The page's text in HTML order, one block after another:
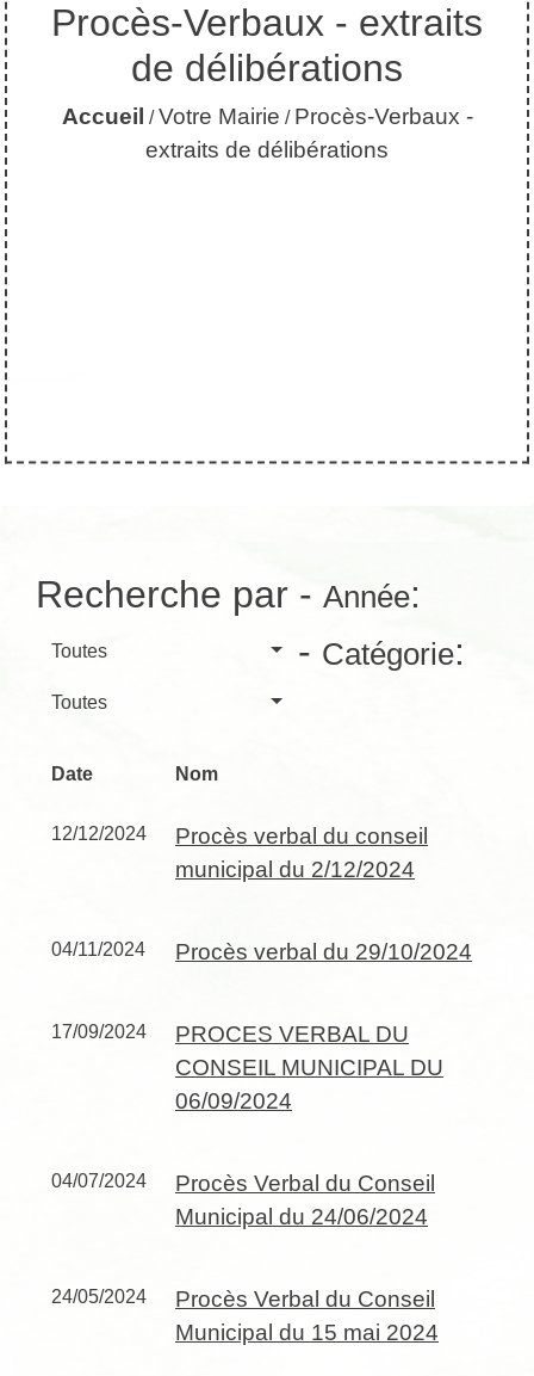
Procès-Verbaux - extraits
de délibérations
Accueil /Votre Mairie / Procès-Verbaux -
extraits de délibérations
Recherche par - Année:
Toutes - Catégorie:
Toutes
Date Nom
12/12/2024
Procès verbal du conseil
municipal du 2/12/2024
04/11/2024 Procès verbal du 29/10/2024
17/09/2024
PROCES VERBAL DU
CONSEIL MUNICIPAL DU
06/09/2024
04/07/2024
Procès Verbal du Conseil
Municipal du 24/06/2024
24/05/2024
Procès Verbal du Conseil
Municipal du 15 mai 2024